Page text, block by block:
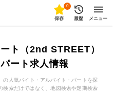
0
保存 履歴 メニュー
ト（2nd STREET）
ート求人情報
の人気バイト・アルバイト・パートを探
検索だけではなく、地図検索や定期検索